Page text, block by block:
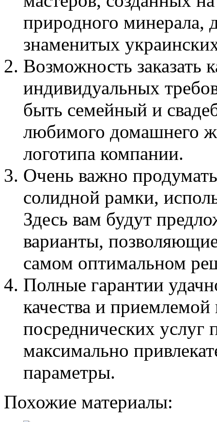
природного минерала,
знаменитых
Возможность заказать
индивидуальных
быть семейный и
любимого домашнего
логотипа компании.
Очень важно
солидной рамки,
Здесь вам будут
варианты,
самом оптимальном
Полные гарантии
качества и
посреднических услуг
максимально
параметры.
Похожие материалы: